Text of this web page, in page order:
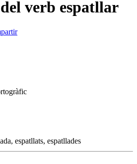
verb espatllar
, espatllats, espatllades